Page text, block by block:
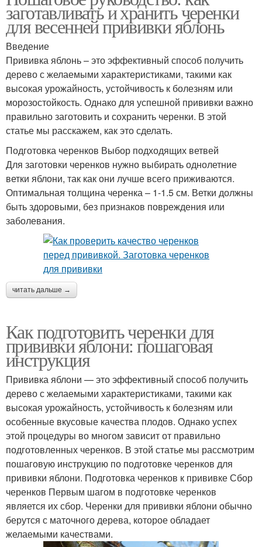
заготавливать и хранить черенки
для весенней прививки яблонь
Введение
Прививка яблонь – это эффективный способ получить
дерево с желаемыми характеристиками, такими как
высокая урожайность, устойчивость к болезням или
морозостойкость. Однако для успешной прививки важно
правильно заготовить и сохранить черенки. В этой
статье мы расскажем, как это сделать.
Подготовка черенков Выбор подходящих ветвей
Для заготовки черенков нужно выбирать однолетние
ветки яблони, так как они лучше всего приживаются.
Оптимальная толщина черенка – 1-1.5 см. Ветки должны
быть здоровыми, без признаков повреждения или
заболевания.
читать дальше →
Как подготовить черенки для
прививки яблони: пошаговая
инструкция
Прививка яблони — это эффективный способ получить
дерево с желаемыми характеристиками, такими как
высокая урожайность, устойчивость к болезням или
особенные вкусовые качества плодов. Однако успех
этой процедуры во многом зависит от правильно
подготовленных черенков. В этой статье мы рассмотрим
пошаговую инструкцию по подготовке черенков для
прививки яблони. Подготовка черенков к прививке Сбор
черенков Первым шагом в подготовке черенков
является их сбор. Черенки для прививки яблони обычно
берутся с маточного дерева, которое обладает
желаемыми качествами.